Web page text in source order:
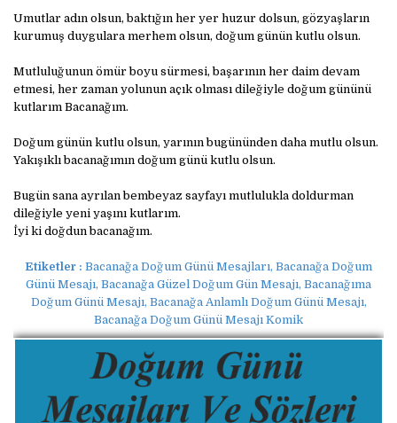
Umutlar adın olsun, baktığın her yer huzur dolsun, gözyaşların
kurumuş duygulara merhem olsun, doğum günün kutlu olsun.
Mutluluğunun ömür boyu sürmesi, başarının her daim devam
etmesi, her zaman yolunun açık olması dileğiyle doğum gününü
kutlarım Bacanağım.
Doğum günün kutlu olsun, yarının bugününden daha mutlu olsun.
Yakışıklı bacanağımın doğum günü kutlu olsun.
Bugün sana ayrılan bembeyaz sayfayı mutlulukla doldurman
dileğiyle yeni yaşını kutlarım.
İyi ki doğdun bacanağım.
Etiketler : Bacanağa Doğum Günü Mesajları, Bacanağa Doğum
Günü Mesajı, Bacanağa Güzel Doğum Gün Mesajı, Bacanağıma
Doğum Günü Mesajı, Bacanağa Anlamlı Doğum Günü Mesajı,
Bacanağa Doğum Günü Mesajı Komik